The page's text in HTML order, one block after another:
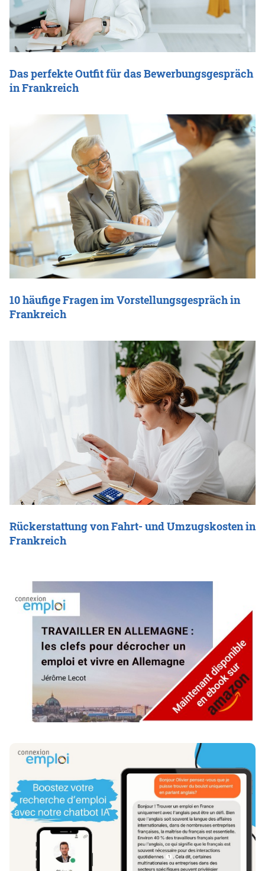
Das perfekte Outfit für das Bewerbungsgespräch
in Frankreich
10 häufige Fragen im Vorstellungsgespräch in
Frankreich
Rückerstattung von Fahrt- und Umzugskosten in
Frankreich